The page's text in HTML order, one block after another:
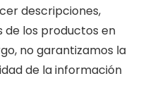
descripciones,
de los productos en
no garantizamos la
de la información